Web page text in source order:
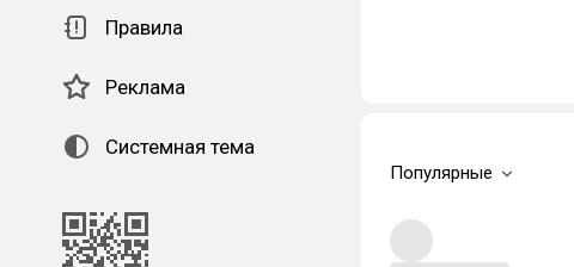
Правила
Реклама
Системная тема
Популярные